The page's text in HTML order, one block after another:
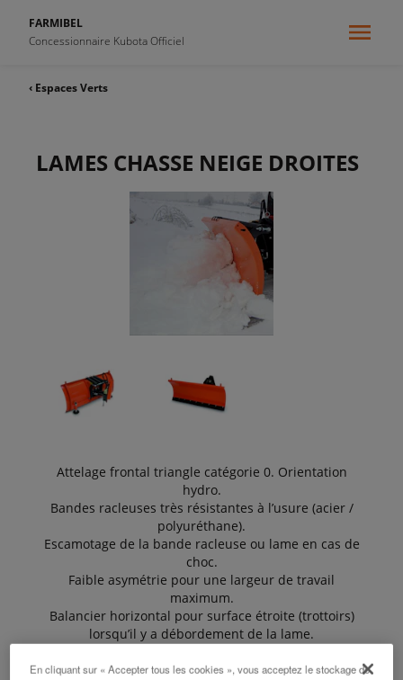
FARMIBEL
Concessionnaire Kubota Officiel
‹ Espaces Verts
LAMES CHASSE NEIGE DROITES
Attelage frontal triangle catégorie 0. Orientation
hydro.
Bandes racleuses très résistantes à l’usure (acier /
polyuréthane).
Escamotage de la bande racleuse ou lame en cas de
choc.
Faible asymétrie pour une largeur de travail
maximum.
Balancier horizontal pour surface étroite (trottoirs)
lorsqu’il y a débordement de la lame.
En cliquant sur « Accepter tous les cookies », vous acceptez le stockage de